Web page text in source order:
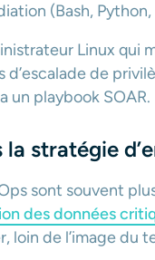
(Bash,
Linux qui
de
un playbook SOAR.
stratégie
sont souvent
des données
loin de l’image du